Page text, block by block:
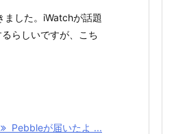
ました。iWatchが話題
らしいですが、こち
Pebbleが届いたよ ...